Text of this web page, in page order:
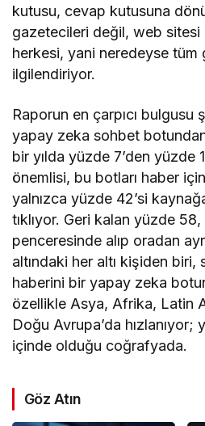
kutusu, cevap kutusuna
gazetecileri değil, web sitesi
herkesi, yani neredeyse tüm
ilgilendiriyor.
Raporun en çarpıcı
yapay zeka sohbet botundan
bir yılda yüzde 7’den yüzde
önemlisi, bu botları haber
yalnızca yüzde 42’si
tıklıyor. Geri kalan yüzde
penceresinde alıp oradan
altındaki her altı kişiden
haberini bir yapay zeka
özellikle Asya, Afrika, Latin
Doğu Avrupa’da hızlanıyor;
içinde olduğu coğrafyada.
Göz Atın